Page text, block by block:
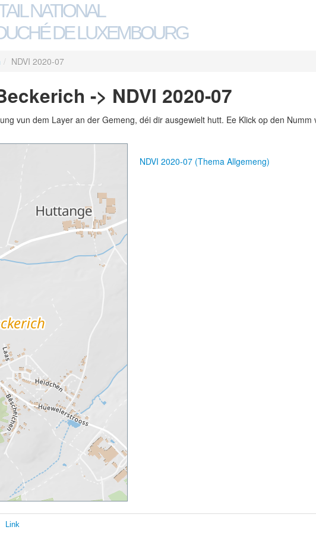
NATIONAL
DE LUXEMBOURG
/ NDVI 2020-07
-> NDVI 2020-07
vun dem Layer an der Gemeng, déi dir ausgewielt hutt. Ee Klick op den
NDVI 2020-07 (Thema Allgemeng)
Link